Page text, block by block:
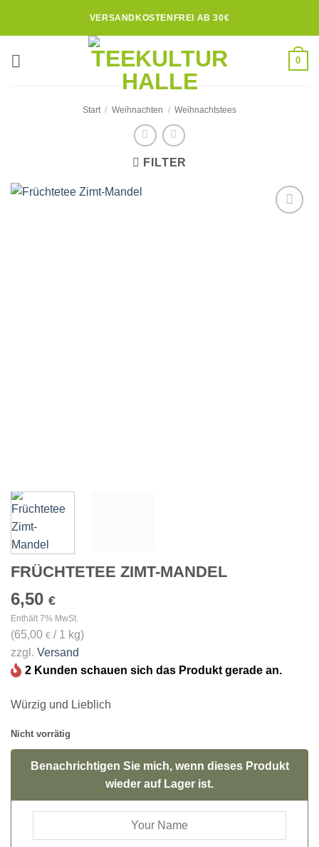
VERSANDKOSTENFREI AB 30€
0
Start / Weihnachten / Weihnachtstees
FILTER
FRÜCHTETEE ZIMT-MANDEL
6,50 €
Enthält 7% MwSt.
(65,00 € / 1 kg)
zzgl. Versand
2 Kunden schauen sich das Produkt gerade an.
Würzig und Lieblich
Nicht vorrätig
Benachrichtigen Sie mich, wenn dieses Produkt
wieder auf Lager ist.